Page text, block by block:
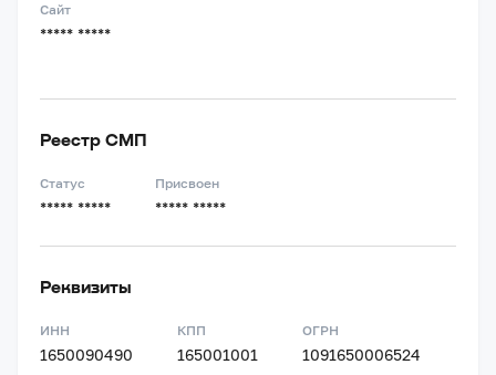
Сайт
***** *****
Реестр СМП
Статус
***** *****
Присвоен
***** *****
Реквизиты
ИНН
1650090490
КПП
165001001
ОГРН
1091650006524